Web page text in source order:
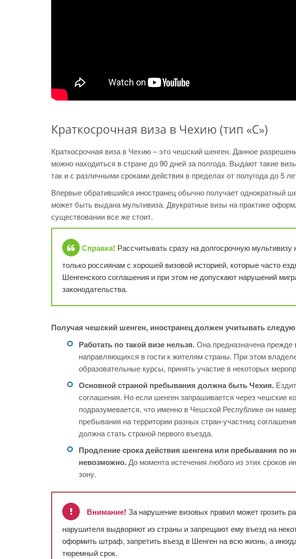
Краткосрочная виза в Чехию (тип «С»)
Краткосрочная виза в Чехию – это чешский шенген. Данное
можно находиться в стране до 90 дней за полгода. Выдают такие
так и с различными сроками действия в пределах от полугода до 5
Впервые обратившийся иностранец обычно получает однократный
может быть выдана мультивиза. Двукратные визы на практике
существовании все же стоит.
Справка! Рассчитывать сразу на долгосрочную
только россиянам с хорошей визовой историей, которые часто
Шенгенского соглашения и при этом не допускают нарушений
законодательства.
Получая чешский шенген, иностранец должен учитывать
Работать по такой визе нельзя.Она предназначена прежде
направляющихся в гости к жителям страны. При этом
образовательные курсы, принять участие в некоторых
Основной страной пребывания должна быть Чехия.
соглашения. Но если шенген запрашивается через чешские
подразумевается, что именно в Чешской Республике он
пребывания на территории разных стран-участниц
должна стать страной первого въезда.
Продление срока действия шенгена или пребывания по
невозможно.До момента истечения любого из этих сроков
зону.
Внимание! За нарушение визовых правил может грозить
нарушителя выдворяют из страны и запрещают ему въезд на
оформить штраф, запретить въезд в Шенген на всю жизнь, а
тюремный срок.